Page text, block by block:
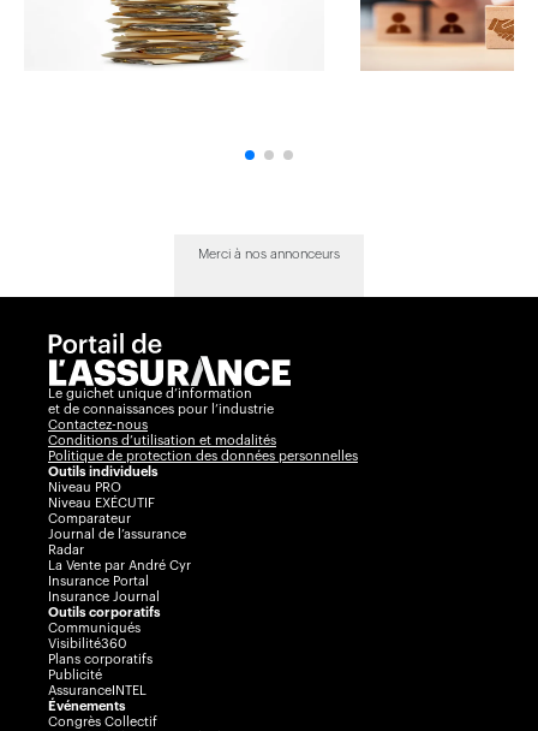
Merci à nos annonceurs
Le guichet unique d’information
et de connaissances pour l’industrie
Contactez-nous
Conditions d’utilisation et modalités
Politique de protection des données personnelles
Outils individuels
Niveau PRO
Niveau EXÉCUTIF
Comparateur
Journal de l’assurance
Radar
La Vente par André Cyr
Insurance Portal
Insurance Journal
Outils corporatifs
Communiqués
Visibilité360
Plans corporatifs
Publicité
AssuranceINTEL
Événements
Congrès Collectif